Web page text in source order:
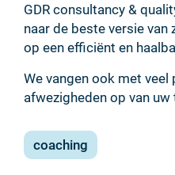
GDR consultancy &
naar de beste versie
op een efficiënt en
We vangen ook met
afwezigheden op van
coaching